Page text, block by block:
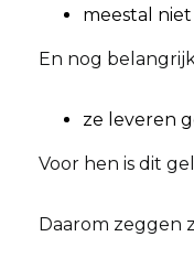
meestal
En nog
ze leveren
Voor hen is dit
Daarom zeggen